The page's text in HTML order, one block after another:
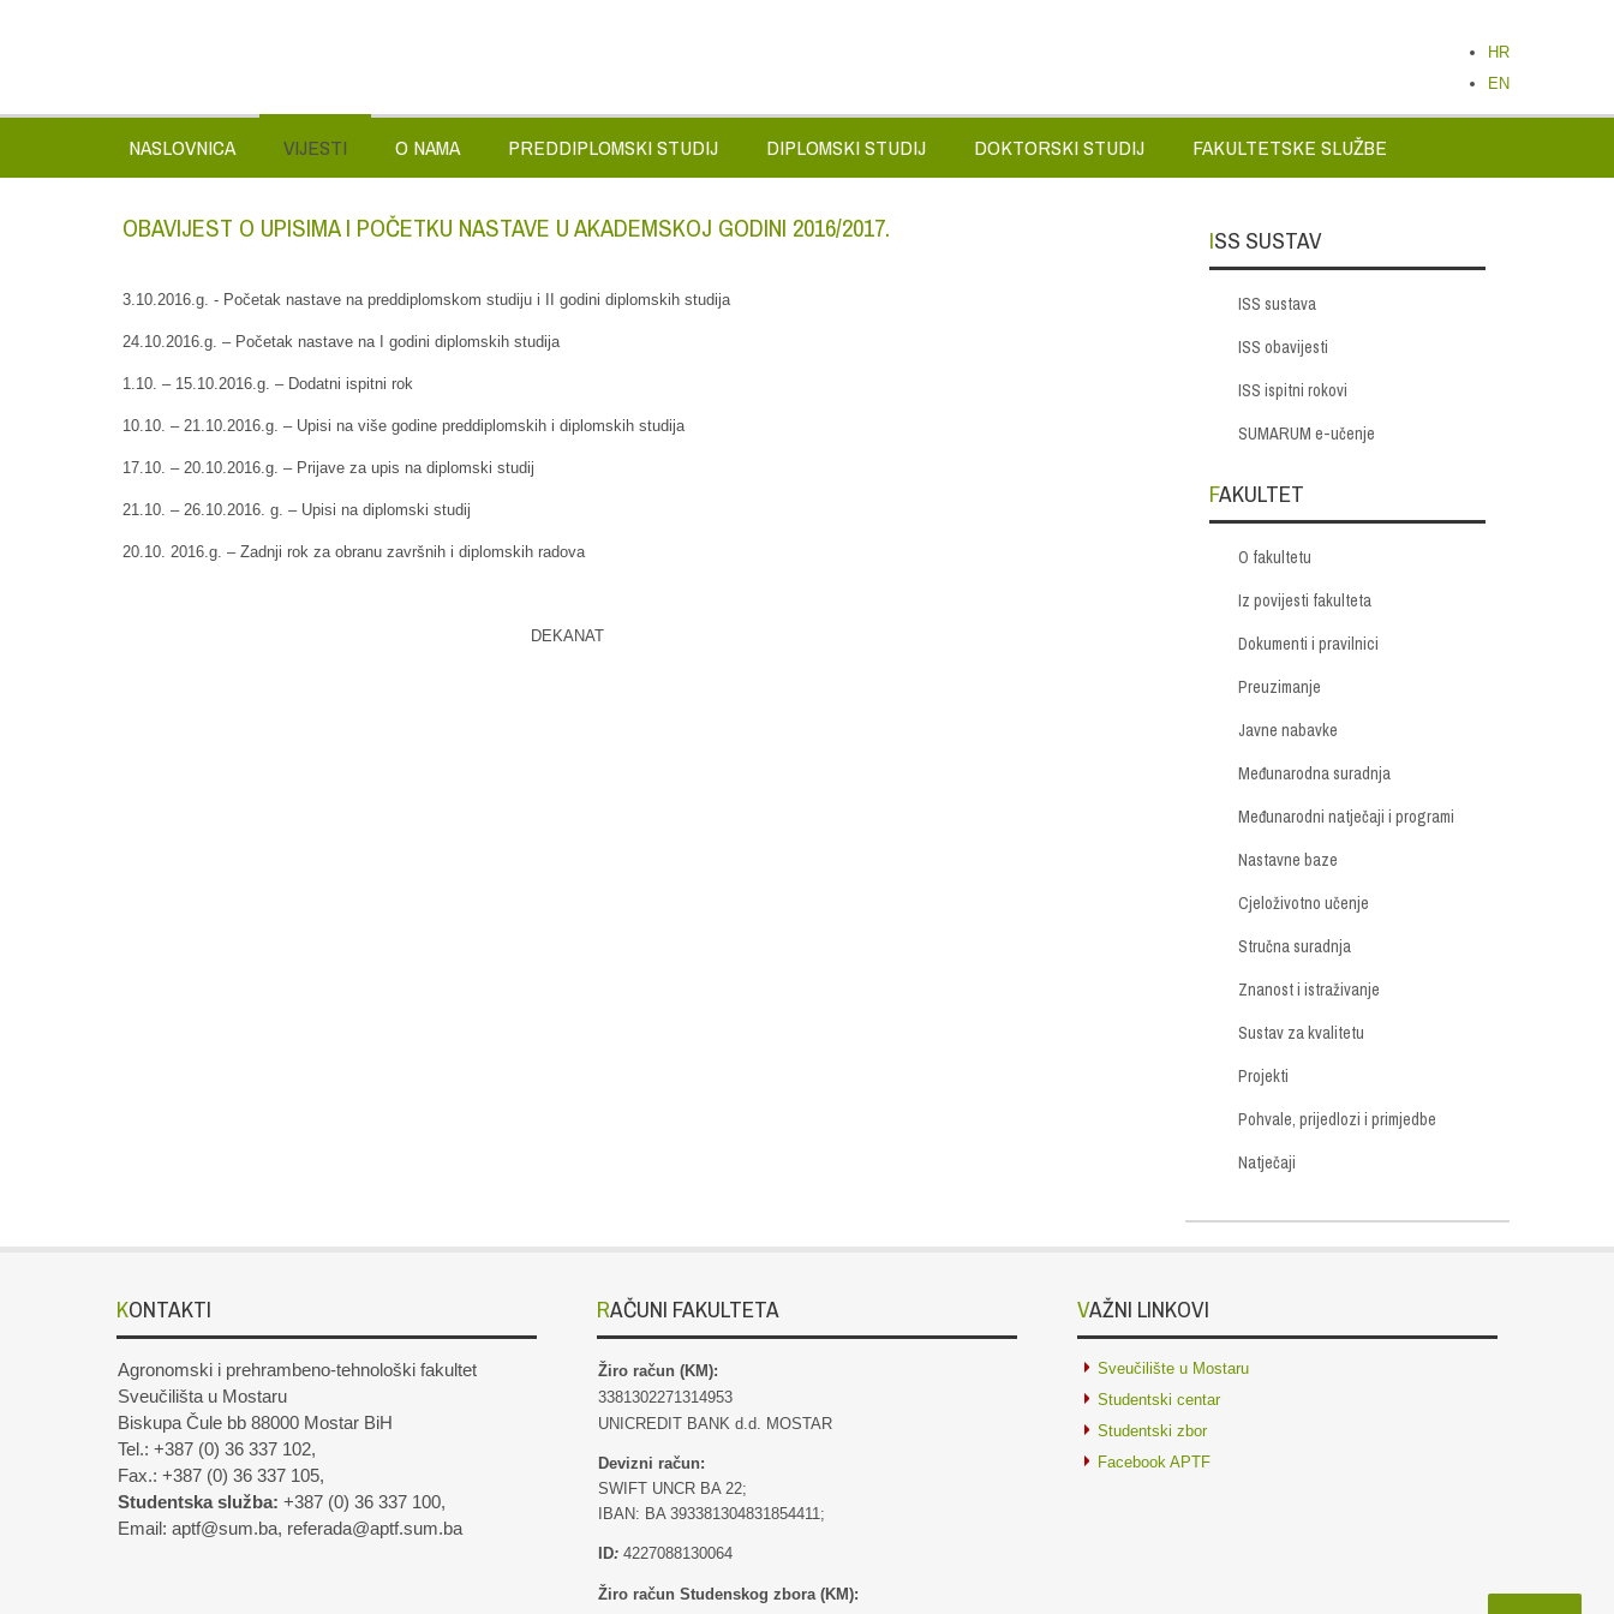
HR
EN
NASLOVNICA VIJESTI O NAMA PREDDIPLOMSKI STUDIJ DIPLOMSKI STUDIJ DOKTORSKI STUDIJ FAKULTETSKE SLUŽBE
OBAVIJEST O UPISIMA I POČETKU NASTAVE U AKADEMSKOJ GODINI 2016/2017.
3.10.2016.g. - Početak nastave na preddiplomskom studiju i II godini diplomskih studija
24.10.2016.g. – Početak nastave na I godini diplomskih studija
1.10. – 15.10.2016.g. – Dodatni ispitni rok
10.10. – 21.10.2016.g. – Upisi na više godine preddiplomskih i diplomskih studija
17.10. – 20.10.2016.g. – Prijave za upis na diplomski studij
21.10. – 26.10.2016. g. – Upisi na diplomski studij
20.10. 2016.g. – Zadnji rok za obranu završnih i diplomskih radova
DEKANAT
ISS SUSTAV
ISS sustava
ISS obavijesti
ISS ispitni rokovi
SUMARUM e-učenje
FAKULTET
O fakultetu
Iz povijesti fakulteta
Dokumenti i pravilnici
Preuzimanje
Javne nabavke
Međunarodna suradnja
Međunarodni natječaji i programi
Nastavne baze
Cjeloživotno učenje
Stručna suradnja
Znanost i istraživanje
Sustav za kvalitetu
Projekti
Pohvale, prijedlozi i primjedbe
Natječaji
KONTAKTI
Agronomski i prehrambeno-tehnološki fakultet
Sveučilišta u Mostaru
Biskupa Čule bb 88000 Mostar BiH
Tel.: +387 (0) 36 337 102,
Fax.: +387 (0) 36 337 105,
Studentska služba: +387 (0) 36 337 100,
Email: aptf@sum.ba, referada@aptf.sum.ba
RAČUNI FAKULTETA
Žiro račun (KM):
3381302271314953
UNICREDIT BANK d.d. MOSTAR
Devizni račun:
SWIFT UNCR BA 22;
IBAN: BA 393381304831854411;
ID: 4227088130064
Žiro račun Studenskog zbora (KM):
VAŽNI LINKOVI
Sveučilište u Mostaru
Studentski centar
Studentski zbor
Facebook APTF